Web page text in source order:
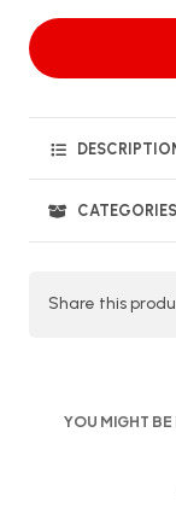
CATEGORIES
Share this
YOU MIGHT BE